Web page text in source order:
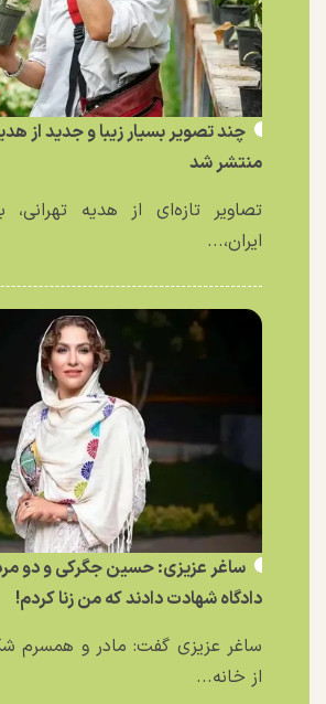
چند تصویر بسیار زیبا و جدید از
منتشر شد
تصاویر تازه‌ای از هدیه تهرانی،
ایران،...
ساغر عزیزی: حسین جگرکی و دو
دادگاه شهادت دادند که من زنا کردم!
ساغر عزیزی گفت: مادر و همسرم
از خانه...